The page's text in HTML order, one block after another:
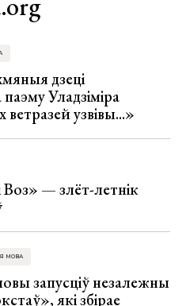
дзеці
Уладзіміра
узвівы...»
Воз» — злёт-летнік
МОВА
запусціў незалежны
які збірае